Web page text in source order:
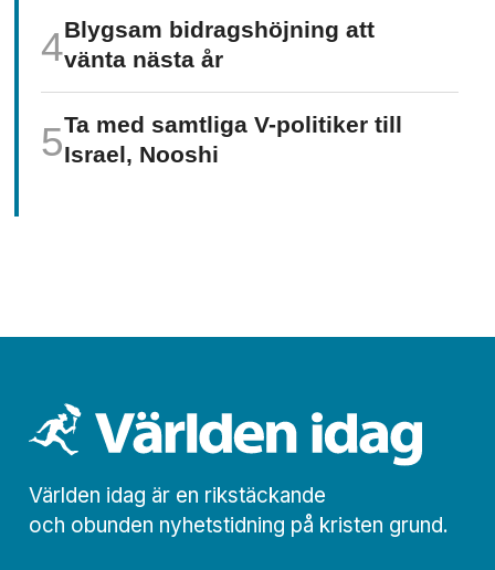
Blygsam bidrags­höjning att
vänta nästa år
Ta med samtliga V-politiker till
Israel, Nooshi
Världen idag är en rikstäckande
och obunden nyhets­­­tidning på kristen grund.